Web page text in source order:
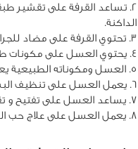
تساعد القرفة على تقشير
الداكنة.
تحتوي القرفة على مضاد
يحتوي العسل على مكونات
العسل ومكوناته الطبيعية
يعمل العسل على تنظيف
يساعد العسل على تفتيح و
يعمل العسل على علاج حب